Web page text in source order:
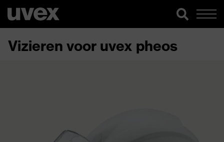
Vizieren voor uvex pheos